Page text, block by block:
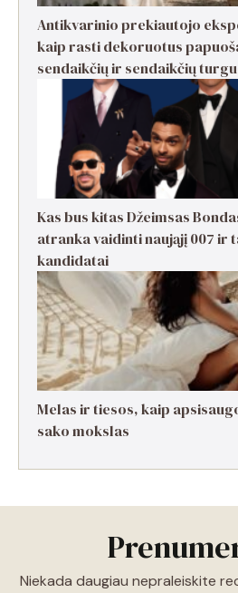
Antikvarinio prekiautojo
kaip rasti dekoruotus
sendaikčių ir sendaikčių
Kas bus kitas Džeimsas
atranka vaidinti naująjį 007 ir
kandidatai
Melas ir tiesos, kaip
sako mokslas
Niekada daugiau nepraleiskite